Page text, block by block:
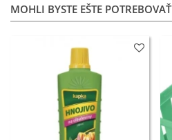
MOHLI BYSTE EŠTE POTREBOVAŤ